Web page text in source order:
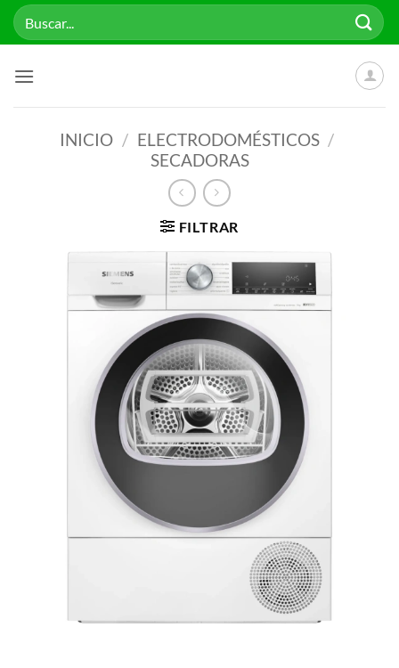
Saltar
Buscar
por:
INICIO / ELECTRODOMÉSTICOS /
SECADORAS
FILTRAR